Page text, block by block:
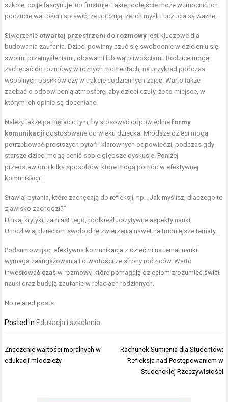
szkole, co je fascynuje lub frustruje. Takie podejście może wzmocnić ich
poczucie wartości i sprawić, że poczują, że ich myśli i uczucia są ważne.
Stworzenie otwartej przestrzeni do rozmowy jest kluczowe dla
budowania zaufania. Dzieci powinny czuć się swobodnie w dzieleniu się
swoimi przemyśleniami, obawami lub wątpliwościami. Rodzice mogą
zachęcać do rozmowy w różnych momentach, na przykład podczas
wspólnych posiłków czy w trakcie codziennych zajęć. Warto także
zadbać o odpowiednią atmosferę, aby dzieci czuły, że to miejsce, w
którym ich opinie są doceniane.
Należy także pamiętać o tym, by stosować odpowiednieformy
komunikacji dostosowane do wieku dziecka. Młodsze dzieci mogą
potrzebować prostszych pytań i klarownych odpowiedzi, podczas gdy
starsze dzieci mogą cenić sobie głębsze dyskusje. Poniżej
przedstawiono kilka sposobów, które mogą pomóc w efektywnej
komunikacji:
Stawiaj pytania, które zachęcają do refleksji, np. „Jak myślisz, dlaczego to
zjawisko zachodzi?”
Unikaj krytyki; zamiast tego, podkreśl pozytywne aspekty nauki.
Umożliwiaj dzieciom swobodne zwierzenia nawet na trudniejsze tematy.
Podsumowując, efektywna komunikacja z dziećmi na temat nauki
wymaga zaangażowania i otwartości ze strony rodziców. Warto
inwestować czas w rozmowy, które pomagają dzieciom zrozumieć świat
nauki oraz budują zaufanie w relacjach rodzinnych.
No related posts.
Posted in Edukacja i szkolenia
Nawigacja
wpisu
Znaczenie wartości moralnych w
edukacji młodzieży
Rachunek Sumienia dla Studentów:
Refleksja nad Postępowaniem w
Studenckiej Rzeczywistości